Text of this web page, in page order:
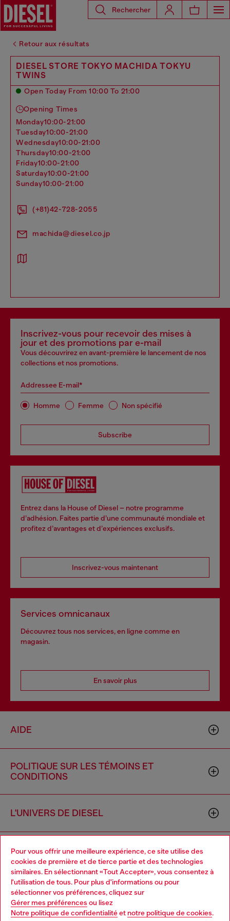
Pour vous offrir une meilleure expérience, ce site utilise des
cookies de première et de tierce partie et des technologies
similaires. En sélectionnant «Tout Accepter», vous consentez à
l'utilisation de tous. Pour plus d'informations ou pour
sélectionner vos préférences, cliquez sur
Gérer mes préférences ou lisez
Notre politique de confidentialitéet notre politique de cookies.
Rechercher
Retour aux résultats
DIESEL STORE TOKYO MACHIDA TOKYU
TWINS
Open Today From 10:00 To 21:00
Opening Times
monday10:00-21:00
tuesday10:00-21:00
wednesday10:00-21:00
thursday10:00-21:00
friday10:00-21:00
saturday10:00-21:00
sunday10:00-21:00
(+81)42-728-2055
machida@diesel.co.jp
Inscrivez-vous pour recevoir des mises à
jour et des promotions par e-mail
Vous découvrirez en avant-première le lancement de nos
collections et nos promotions.
Addressee E-mail*
Homme Femme Non spécifié
Subscribe
Entrez dans la House of Diesel – notre programme
d’adhésion. Faites partie d’une communauté mondiale et
profitez d’avantages et d’expériences exclusifs.
Inscrivez-vous maintenant
Services omnicanaux
Découvrez tous nos services, en ligne comme en
magasin.
En savoir plus
AIDE
POLITIQUE SUR LES TÉMOINS ET
CONDITIONS
L'UNIVERS DE DIESEL
ENTREPRISE
Choose your location
You are currently browsing Canada website, but it seems you
may be based in United States